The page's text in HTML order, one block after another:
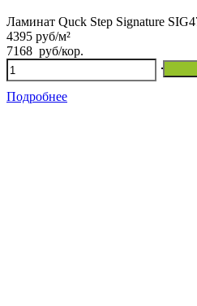
Ламинат Quck Step Signature
4395 руб/м²
7168 руб/кор.
Количество
товара
Ламинат
Подробнее